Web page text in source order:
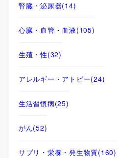
腎臓・泌尿器(14)
心臓・血管・血液(105)
生殖・性(32)
アレルギー・アトピー(24)
生活習慣病(25)
がん(52)
サプリ・栄養・発生物質(160)